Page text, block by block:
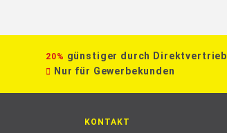
20% günstiger durch Direktvertrieb
Nur für Gewerbekunden
KONTAKT